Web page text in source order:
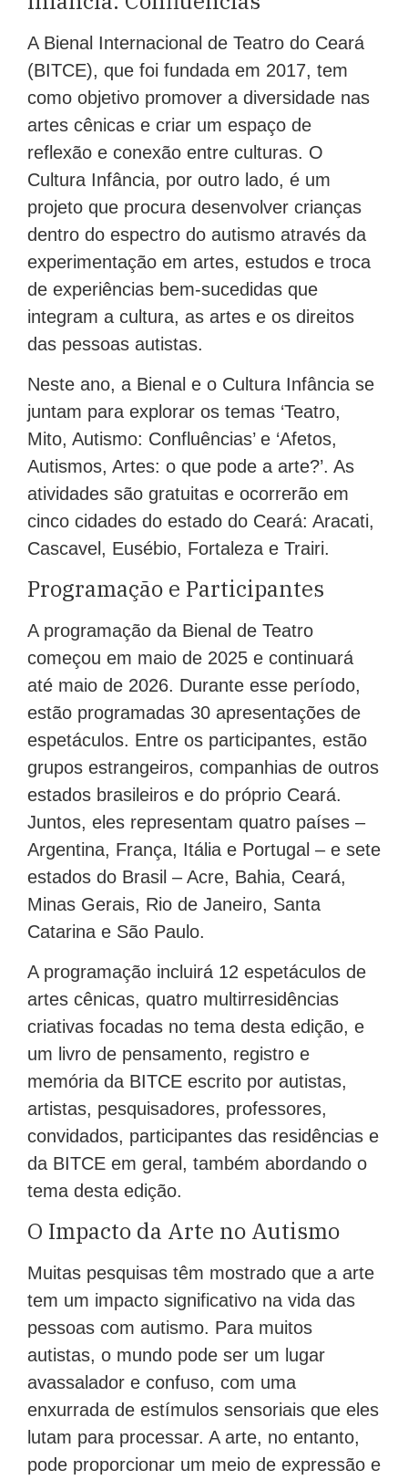
A Bienal Internacional de Teatro do Ceará
(BITCE), que foi fundada em 2017, tem
como objetivo promover a diversidade nas
artes cênicas e criar um espaço de
reflexão e conexão entre culturas. O
Cultura Infância, por outro lado, é um
projeto que procura desenvolver crianças
dentro do espectro do autismo através da
experimentação em artes, estudos e troca
de experiências bem-sucedidas que
integram a cultura, as artes e os direitos
das pessoas autistas.
Neste ano, a Bienal e o Cultura Infância se
juntam para explorar os temas ‘Teatro,
Mito, Autismo: Confluências’ e ‘Afetos,
Autismos, Artes: o que pode a arte?’. As
atividades são gratuitas e ocorrerão em
cinco cidades do estado do Ceará: Aracati,
Cascavel, Eusébio, Fortaleza e Trairi.
Programação e Participantes
A programação da Bienal de Teatro
começou em maio de 2025 e continuará
até maio de 2026. Durante esse período,
estão programadas 30 apresentações de
espetáculos. Entre os participantes, estão
grupos estrangeiros, companhias de outros
estados brasileiros e do próprio Ceará.
Juntos, eles representam quatro países –
Argentina, França, Itália e Portugal – e sete
estados do Brasil – Acre, Bahia, Ceará,
Minas Gerais, Rio de Janeiro, Santa
Catarina e São Paulo.
A programação incluirá 12 espetáculos de
artes cênicas, quatro multirresidências
criativas focadas no tema desta edição, e
um livro de pensamento, registro e
memória da BITCE escrito por autistas,
artistas, pesquisadores, professores,
convidados, participantes das residências e
da BITCE em geral, também abordando o
tema desta edição.
O Impacto da Arte no Autismo
Muitas pesquisas têm mostrado que a arte
tem um impacto significativo na vida das
pessoas com autismo. Para muitos
autistas, o mundo pode ser um lugar
avassalador e confuso, com uma
enxurrada de estímulos sensoriais que eles
lutam para processar. A arte, no entanto,
pode proporcionar um meio de expressão e